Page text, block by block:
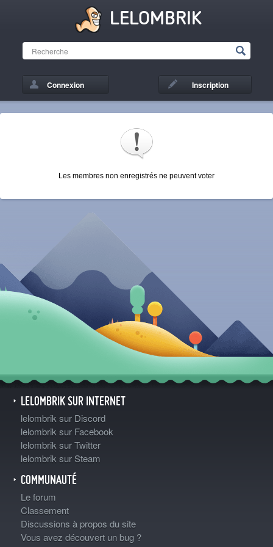
LELOMBRIK
Connexion Inscription
Les membres non enregistrés ne peuvent voter
LELOMBRIK SUR INTERNET
lelombrik sur Discord
lelombrik sur Facebook
lelombrik sur Twitter
lelombrik sur Steam
COMMUNAUTÉ
Le forum
Classement
Discussions à propos du site
Vous avez découvert un bug ?